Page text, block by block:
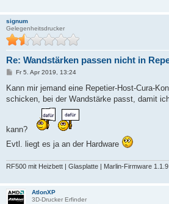
signum
Gelegenheitsdrucker
Re: Wandstärken passen nicht in
B
i
r
Fr 5. Apr 2019, 13:24
Kann mir jemand eine Repetier-Host-Cura-
schicken, bei der Wandstärke passt, damit
kann?
Evtl. liegt es ja an der Hardware
RF500 mit Heizbett | Glasplatte | Marlin-Firmware 1.1.9
AtlonXP
3D-Drucker Erfinder